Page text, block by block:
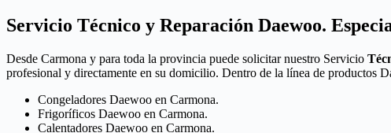
Servicio Técnico y Reparación Daewoo.
Desde Carmona y para toda la provincia puede solicitar nuestro Servicio
profesional y directamente en su domicilio. Dentro de la línea de productos
Congeladores Daewoo en Carmona.
Frigoríficos Daewoo en Carmona.
Calentadores Daewoo en Carmona.